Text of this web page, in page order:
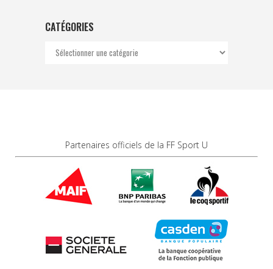
CATÉGORIES
Catégories
Partenaires officiels de la FF Sport U